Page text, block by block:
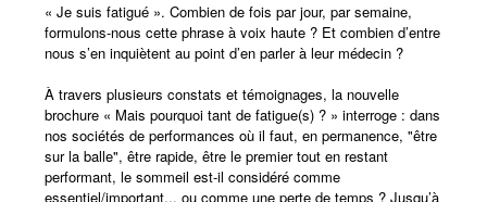
« Je suis fatigué ». Combien de fois par jour, par semaine,
formulons-nous cette phrase à voix haute ? Et combien d’entre
nous s’en inquiètent au point d’en parler à leur médecin ?
À travers plusieurs constats et témoignages, la nouvelle
brochure « Mais pourquoi tant de fatigue(s) ? » interroge : dans
nos sociétés de performances où il faut, en permanence, "être
sur la balle", être rapide, être le premier tout en restant
performant, le sommeil est-il considéré comme
essentiel/important... ou comme une perte de temps ? Jusqu’à